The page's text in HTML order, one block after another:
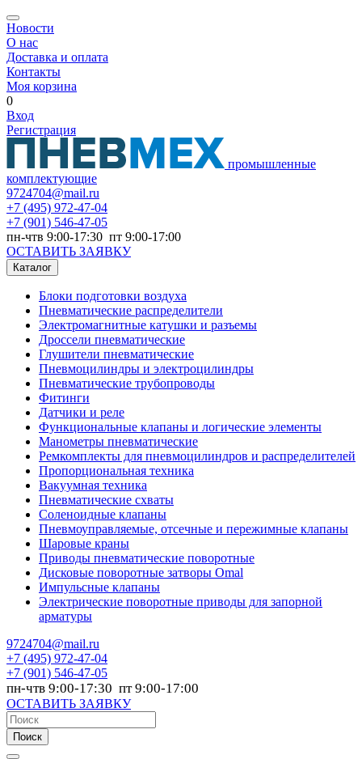
Новости
О нас
Доставка и оплата
Контакты
Моя корзина
0
Вход
Регистрация
промышленные
комплектующие
9724704@mail.ru
+7 (495) 972-47-04
+7 (901) 546-47-05
пн-чтв 9:00-17:30 пт 9:00-17:00
ОСТАВИТЬ ЗАЯВКУ
Каталог
Блоки подготовки воздуха
Пневматические распределители
Электромагнитные катушки и разъемы
Дроссели пневматические
Глушители пневматические
Пневмоцилиндры и электроцилиндры
Пневматические трубопроводы
Фитинги
Датчики и реле
Функциональные клапаны и логические элементы
Манометры пневматические
Ремкомплекты для пневмоцилиндров и распределителей
Пропорциональная техника
Вакуумная техника
Пневматические схваты
Соленоидные клапаны
Пневмоуправляемые, отсечные и пережимные клапаны
Шаровые краны
Приводы пневматические поворотные
Дисковые поворотные затворы Omal
Импульсные клапаны
Электрические поворотные приводы для запорной
арматуры
9724704@mail.ru
+7 (495) 972-47-04
+7 (901) 546-47-05
пн-чтв 9:00-17:30 пт 9:00-17:00
ОСТАВИТЬ ЗАЯВКУ
Поиск